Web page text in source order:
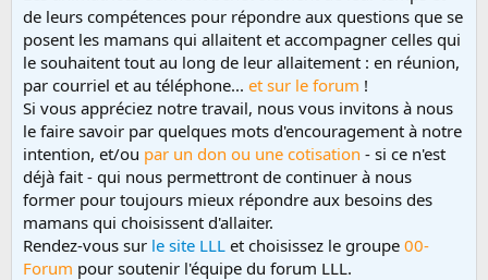
de leurs compétences pour répondre aux questions que se
posent les mamans qui allaitent et accompagner celles qui
le souhaitent tout au long de leur allaitement : en réunion,
par courriel et au téléphone... et sur le forum !
Si vous appréciez notre travail, nous vous invitons à nous
le faire savoir par quelques mots d'encouragement à notre
intention, et/ou par un don ou une cotisation - si ce n'est
déjà fait - qui nous permettront de continuer à nous
former pour toujours mieux répondre aux besoins des
mamans qui choisissent d'allaiter.
Rendez-vous sur le site LLL et choisissez le groupe 00-
Forum pour soutenir l'équipe du forum LLL.